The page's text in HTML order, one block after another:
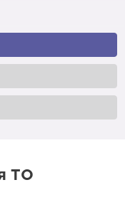
ТО